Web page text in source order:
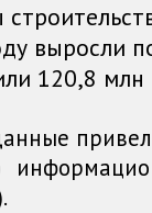
выросли
120,8 млн